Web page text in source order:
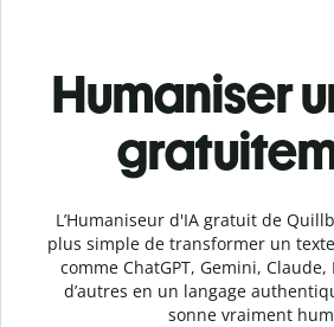
Humaniser
L’Humaniseur d'IA gratuit de
plus simple de transformer un
comme ChatGPT, Gemini, Claude,
d’autres en un langage
sonne vraiment